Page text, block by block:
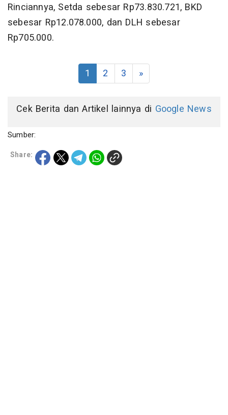
Rinciannya, Setda sebesar Rp73.830.721, BKD
sebesar Rp12.078.000, dan DLH sebesar
Rp705.000.
1 2 3 »
Cek Berita dan Artikel lainnya di Google News
Sumber:
Share: